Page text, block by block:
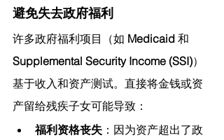
避免失去政府福利
许多政府福利项目（如 Medicaid 和
Supplemental Security Income (SSI)）
基于收入和资产测试。直接将金钱或资
产留给残疾子女可能导致：
福利资格丧失 ：因为资产超出了政